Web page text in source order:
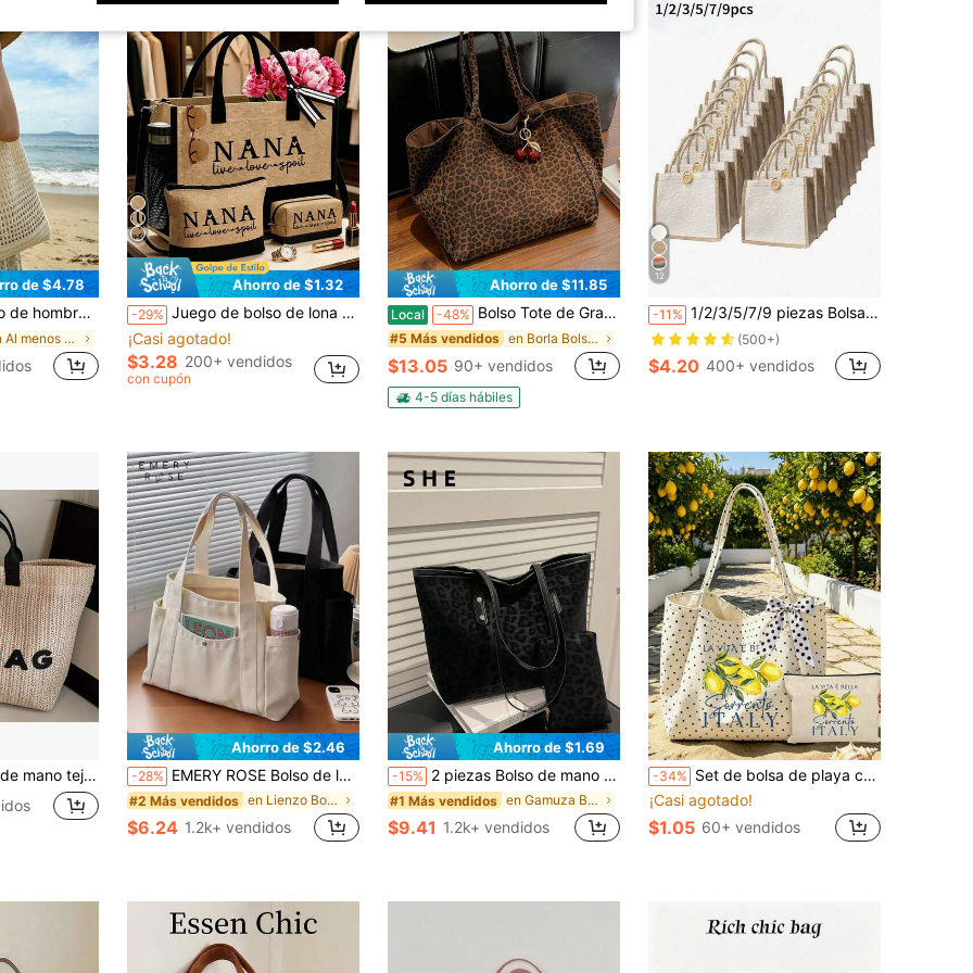
de $4.78
capacidad, con decoración floral, ideal para compras, regalos de primavera, San Valentín, inicio de curso o viajes a la playa.
en Al menos 50% de descuento Bolsos tote de mujer
Ahorro de $1.32
-29% Juego de bolso de lona con texto "Nana Viva, Amante, Atesorando" y bolso de cosméticos a juego y estuche de lápices con tema de abuela
¡Casi agotado!
$3.28 200+ vendidos
con cupón
Ahorro de $11.85
Local -48% Bolso Tote de Gran Capacidad para Mujer en Color Marrón con Colgante de Cereza Roja. Con Diseño de Estampado de Leopardo y Asas Superiores Dobles Resistentes para Llevar al Hombro o en la Mano. Adecuado para Almacenar Artículos Esenciales Diarios como Lápiz Labial, Llaves, Botella de Agua, Paraguas, Cosméticos, Perfecto para el Desplazamiento de la Mujer, Compras, Viajes de Negocios y Uso Diario.
#5 Más vendidos en Borla Bolsos De Mano Para Mujer
$13.05 90+ vendidos
4-5 días hábiles
12
-11% 1/2/3/5/7/9 piezas Bolsas de lino - Blancas, reutilizables y personalizables con diseño DIY. Perfectas para bodas, eventos corporativos, regreso a la escuela y regalos para maestros
(500+)
$4.20 400+ vendidos
cierre con broche, tela duradera y de gran capacidad adecuada para el trabajo, los viajes y la playa - Marrón claro/Negro, ideal para el transporte diario, costura exquisita
Ahorro de $2.46
-28% EMERY ROSE Bolso de lona tipo tote de gran capacidad de la marca X Milania para mujeres, reutilizable, adecuado para uso diario y viajes, bolso de estudiante, diseño de múltiples compartimentos, ideal para la playa
#2 Más vendidos en Lienzo Bolsos De Mano Para Mujer
$6.24 1.2k+ vendidos
Ahorro de $1.69
-15% 2 piezas Bolso de mano de gran capacidad con estampado de leopardo en piel sintética, con asas dobles, ideal para ir y venir, trabajo o escuela. Este espacioso y ligero bolso de mano combina estilos casuales clásicos y de negocios casuales. Es muy adecuado para mujeres jóvenes, estudiantes universitarias y profesionales que trabajan, adaptándose fácilmente a entornos de trabajo, temporadas de regreso a la escuela, vida universitaria y viajes vacacionales. Un bolso de mano con cremallera de moda.
#1 Más vendidos en Gamuza Bolsos De Mano Para Mujer
$9.41 1.2k+ vendidos
-34% Set de bolsa de playa con patrón "Limón Sorrento Italia" y lunares blancos con lazo de cinta, gran capacidad plegable, adecuada como bolsa de compras, bolsa de viaje, bolsa de transporte, ideal para viajes a la playa, fiestas en la piscina, compras y uso diario, perfecta para mujeres, viajeros y amantes de la playa, excelente para vacaciones de primavera, Pascua, vacaciones y regalos, se puede usar como bolsa de playa, bolsa de compras y compañera de viaje
¡Casi agotado!
$1.05 60+ vendidos